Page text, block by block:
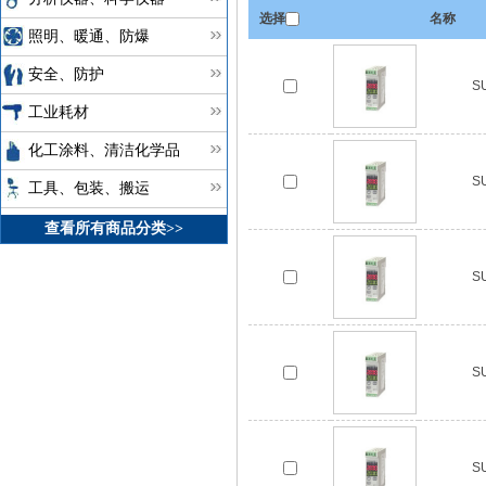
照明、暖通、防爆
安全、防护
工业耗材
化工涂料、清洁化学品
工具、包装、搬运
查看所有商品分类>>
选择 名称